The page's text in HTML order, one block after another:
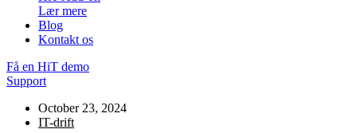
Lær mere
Blog
Kontakt os
Få en HiT demo
Support
October 23, 2024
IT-drift